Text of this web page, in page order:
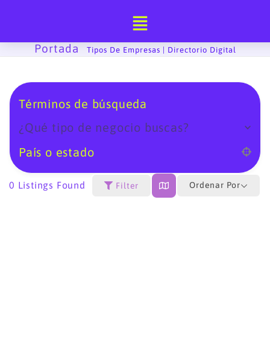
Portada
Tipos De Empresas | Directorio Digital
Términos de búsqueda
¿Qué tipo de negocio buscas?
País o estado
0 Listings Found Filter Ordenar Por